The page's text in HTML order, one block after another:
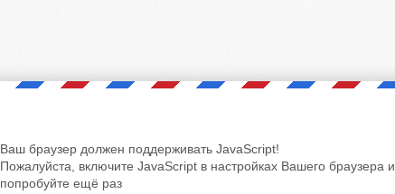
Ваш браузер должен поддерживать JavaScript!
Пожалуйста, включите JavaScript в настройках Вашего браузера и
попробуйте ещё раз